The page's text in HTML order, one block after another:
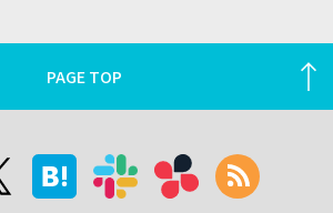
PAGE TOP